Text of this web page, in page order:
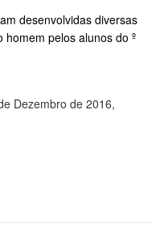
desenvolvidas diversas
pelos alunos do º
Dezembro de 2016,